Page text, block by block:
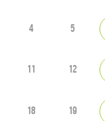
4 5
11 12
18 19